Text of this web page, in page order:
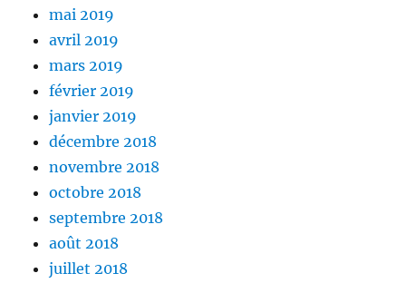
mai 2019
avril 2019
mars 2019
février 2019
janvier 2019
décembre 2018
novembre 2018
octobre 2018
septembre 2018
août 2018
juillet 2018